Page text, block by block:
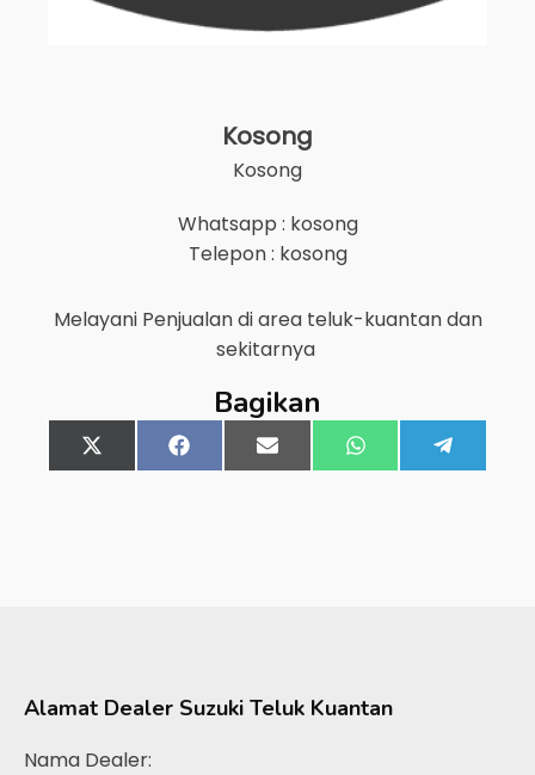
Kosong
Kosong
Whatsapp : kosong
Telepon : kosong
Melayani Penjualan di area teluk-kuantandan
sekitarnya
Bagikan
Share
on
X
(Twitter)
Share
on
FacebookShare
on
Email Share
on
WhatsApp
on
Alamat Dealer Suzuki Teluk Kuantan
Nama Dealer: